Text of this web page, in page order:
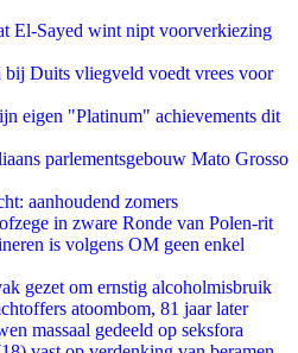
El-Sayed wint nipt voorverkiezing
bij Duits vliegveld voedt vrees voor
eigen "Platinum" achievements dit
parlementsgebouw Mato Grosso
aanhoudend zomers
in zware Ronde van Polen-rit
is volgens OM geen enkel
gezet om ernstig alcoholmisbruik
atoombom, 81 jaar later
massaal gedeeld op seksfora